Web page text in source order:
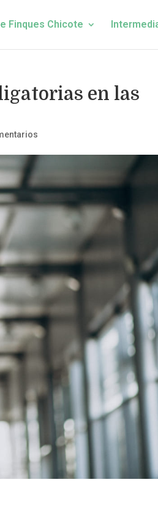
Finques Chicote
en las